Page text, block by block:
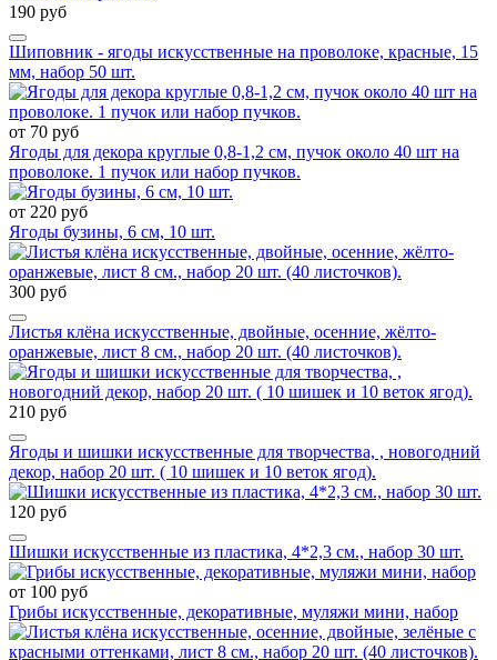
190 руб
Шиповник - ягоды искусственные на проволоке, красные, 15
мм, набор 50 шт.
от 70 руб
Ягоды для декора круглые 0,8-1,2 см, пучок около 40 шт на
проволоке. 1 пучок или набор пучков.
от 220 руб
Ягоды бузины, 6 см, 10 шт.
300 руб
Листья клёна искусственные, двойные, осенние, жёлто-
оранжевые, лист 8 см., набор 20 шт. (40 листочков).
210 руб
Ягоды и шишки искусственные для творчества, , новогодний
декор, набор 20 шт. ( 10 шишек и 10 веток ягод).
120 руб
Шишки искусственные из пластика, 4*2,3 см., набор 30 шт.
от 100 руб
Грибы искусственные, декоративные, муляжи мини, набор